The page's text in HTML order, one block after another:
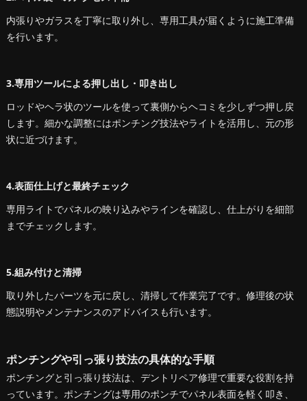
内張りやガラスを丁寧に取り外し、専用工具が届くように施工準備
を行います。
3.専用ツールによる押し出し・叩き出し
ロッドやヘラ状のツールを使って裏側からヘコミを少しずつ押し戻
します。細かな調整にはポンチング技法やライトを活用し、元の形
状に近づけます。
4.表面仕上げと最終チェック
専用ライトでパネルの映り込みやラインを確認し、仕上がりを細部
までチェックします。
5.組み付けと清掃
取り外したパーツを元に戻し、清掃して作業完了です。修理後の状
態説明やメンテナンスのアドバイスも行います。
ポンチングや引っ張り技法の具体的な手順
ポンチングと引っ張り技法は、デントリペア修理で重要な役割を持
っています。ポンチングは専用のポンチでパネル表面を軽く叩き、